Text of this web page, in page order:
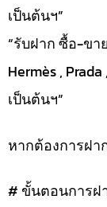
เป็นต้นฯ”
“รับฝาก ซื้อ-ข
Hermès ,
เป็นต้นฯ”
หากต้องการฝา
# ขั้นตอนการฝ